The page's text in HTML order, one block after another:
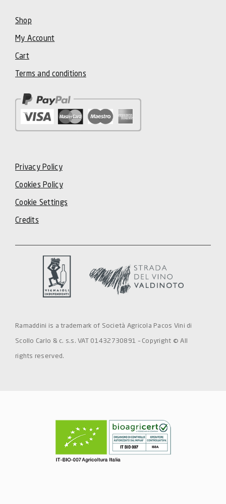
Shop
My Account
Cart
Terms and conditions
Privacy Policy
Cookies Policy
Cookie Settings
Credits
Ramaddini is a trademark of Società Agricola Pacos Vini di
Scollo Carlo & c. s.s. VAT 01432730891 – Copyright © All
rights reserved.